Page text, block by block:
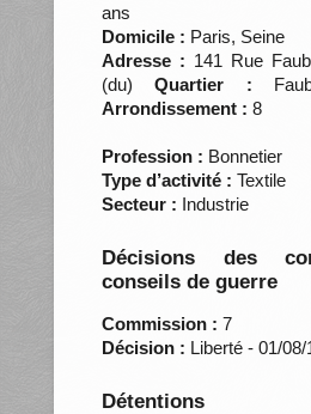
ans
Domicile : Paris, Seine
Adresse : 141 Rue
(du)Quartier :
Arrondissement : 8
Profession : Bonnetier
Type d’activité : Textile
Secteur : Industrie
Décisions des
conseils de guerre
Commission : 7
Décision : Liberté - 01/08/
Détentions